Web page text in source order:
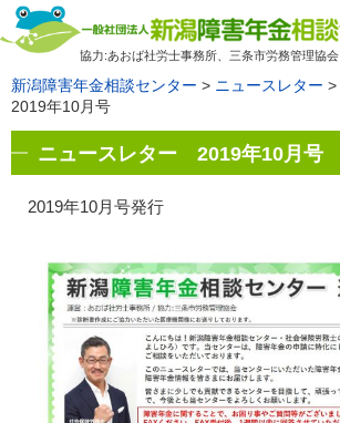
協力:あおば社労士事務所、三条市労務管理協会
新潟障害年金相談センター > ニュースレター >
2019年10月号
ニュースレター 2019年10月号
2019年10月号発行